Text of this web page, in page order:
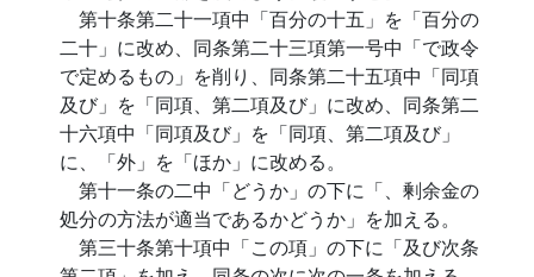
第十条第二十一項中「百分の十五」を「百分の
二十」に改め、同条第二十三項第一号中「で政令
で定めるもの」を削り、同条第二十五項中「同項
及び」を「同項、第二項及び」に改め、同条第二
十六項中「同項及び」を「同項、第二項及び」
に、「外」を「ほか」に改める。
第十一条の二中「どうか」の下に「、剰余金の
処分の方法が適当であるかどうか」を加える。
第三十条第十項中「この項」の下に「及び次条